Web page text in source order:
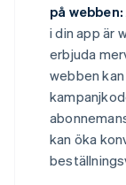
på webben:
i din app är
erbjuda
webben
kan öka